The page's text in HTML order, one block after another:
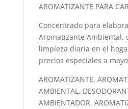
AROMATIZANTE PARA
Concentrado para
Aromatizante Ambiental,
limpieza diaria en el
precios especiales a
AROMATIZANTE,
AMBIENTAL,
AMBIENTADOR,